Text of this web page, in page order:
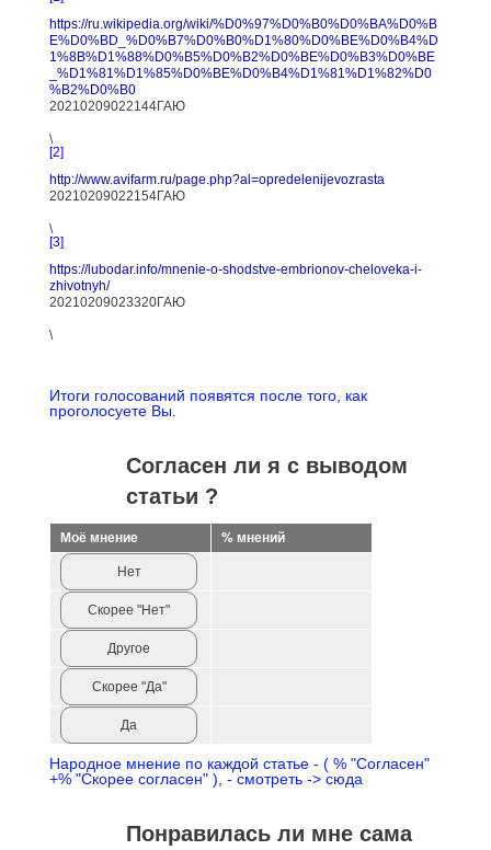
https://ru.wikipedia.org/wiki/%D0%97%D0%B0%D0%BA%D0%B
E%D0%BD_%D0%B7%D0%B0%D1%80%D0%BE%D0%B4%D
1%8B%D1%88%D0%B5%D0%B2%D0%BE%D0%B3%D0%BE
_%D1%81%D1%85%D0%BE%D0%B4%D1%81%D1%82%D0
%B2%D0%B0
20210209022144ГАЮ
\
[2]
http://www.avifarm.ru/page.php?al=opredelenijevozrasta
20210209022154ГАЮ
\
[3]
https://lubodar.info/mnenie-o-shodstve-embrionov-cheloveka-i-
zhivotnyh/
20210209023320ГАЮ
\
Итоги голосований появятся после того, как
проголосуете Вы.
Согласен ли я с выводом
статьи ?
Моё мнение % мнений
Нет
Скорее "Нет"
Другое
Скорее "Да"
Да
Народное мнение по каждой статье - ( % "Согласен"
+% "Скорее согласен" ), - смотреть -> сюда
Понравилась ли мне сама